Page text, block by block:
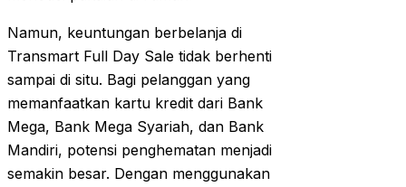
Namun, keuntungan berbelanja di
Transmart Full Day Sale tidak berhenti
sampai di situ. Bagi pelanggan yang
memanfaatkan kartu kredit dari Bank
Mega, Bank Mega Syariah, dan Bank
Mandiri, potensi penghematan menjadi
semakin besar. Dengan menggunakan